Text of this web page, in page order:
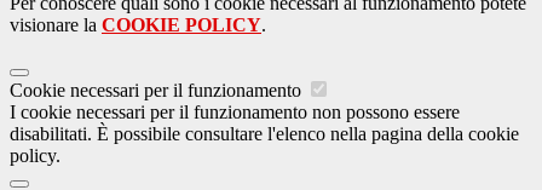
visionare la COOKIE POLICY.
Cookie necessari per il funzionamento
I cookie necessari per il funzionamento non possono essere
disabilitati. È possibile consultare l'elenco nella pagina della cookie
policy.